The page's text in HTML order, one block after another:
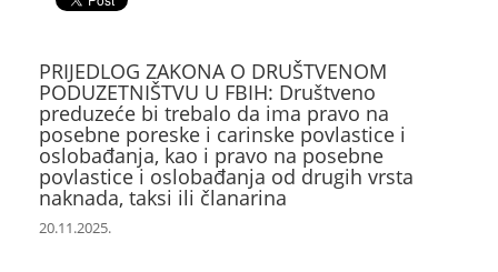
PRIJEDLOG ZAKONA O DRUŠTVENOM
PODUZETNIŠTVU U FBIH: Društveno
preduzeće bi trebalo da ima pravo na
posebne poreske i carinske povlastice i
oslobađanja, kao i pravo na posebne
povlastice i oslobađanja od drugih vrsta
naknada, taksi ili članarina
20.11.2025.